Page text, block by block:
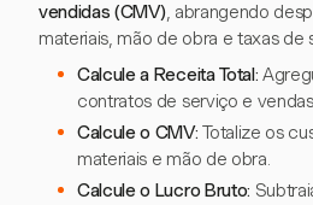
vendidas (CMV), abrangendo
materiais, mão de obra e taxas de
Calcule a Receita Total:
contratos de serviço e
Calcule o CMV: Totalize os
materiais e mão de obra.
Calcule o Lucro Bruto: